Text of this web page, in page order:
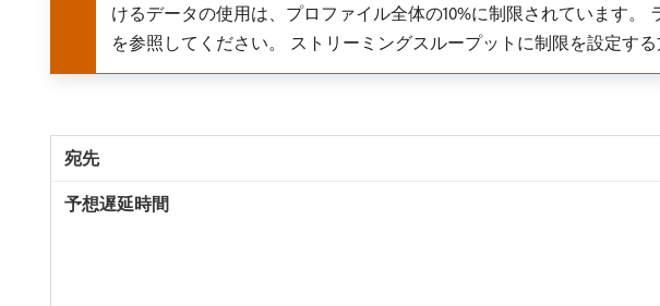
けるデータの使用は、プロファイル全体の10%に制限されています。
を参照してください。 ストリーミングスループットに制限を設定する